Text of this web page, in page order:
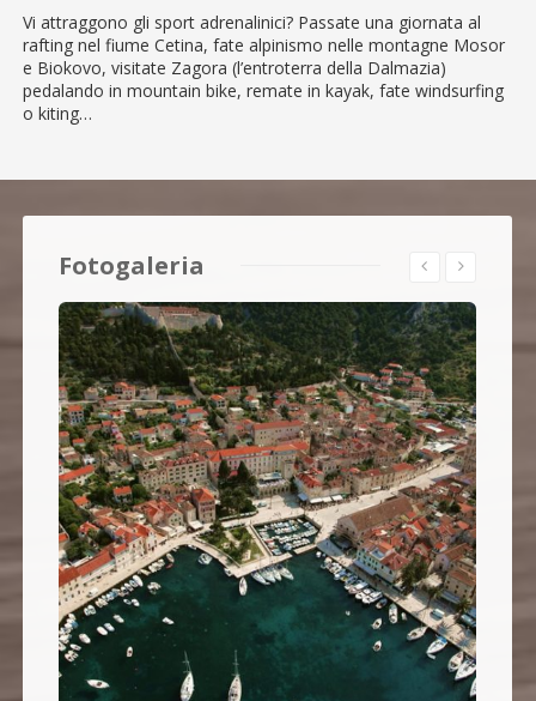
Vi attraggono gli sport adrenalinici? Passate una giornata al
rafting nel fiume Cetina, fate alpinismo nelle montagne Mosor
e Biokovo, visitate Zagora (l’entroterra della Dalmazia)
pedalando in mountain bike, remate in kayak, fate windsurfing
o kiting…
Fotogaleria